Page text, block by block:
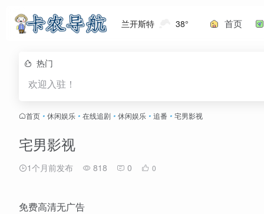
兰开斯特 38° 首页
热门
欢迎入驻！
首页 • 休闲娱乐 • 在线追剧 • 休闲娱乐 • 追番 • 宅男影视
宅男影视
1个月前发布 818 0 0
免费高清无广告